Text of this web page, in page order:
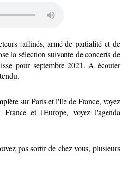
raffinés, armé de partialité et de
la sélection suivante de concerts de
pour septembre 2021. A écouter
sur Paris et l'Ile de France, voyez
et l'Europe, voyez l'agenda
pas sortir de chez vous, plusieurs